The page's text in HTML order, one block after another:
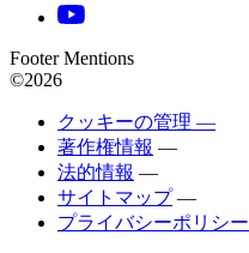
Footer Mentions
©2026
クッキーの管理 —
著作権情報 —
法的情報 —
サイトマップ —
プライバシーポリシー